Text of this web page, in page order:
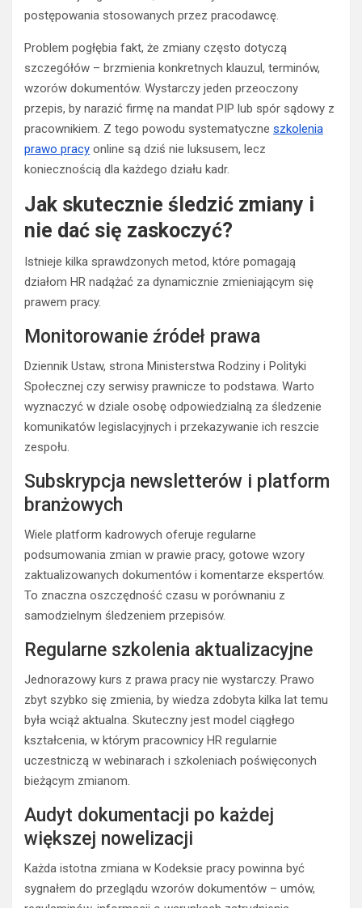
postępowania stosowanych przez pracodawcę.
Problem pogłębia fakt, że zmiany często dotyczą
szczegółów – brzmienia konkretnych klauzul, terminów,
wzorów dokumentów. Wystarczy jeden przeoczony
przepis, by narazić firmę na mandat PIP lub spór sądowy z
pracownikiem. Z tego powodu systematyczne szkolenia
prawo pracy online są dziś nie luksusem, lecz
koniecznością dla każdego działu kadr.
Jak skutecznie śledzić zmiany i
nie dać się zaskoczyć?
Istnieje kilka sprawdzonych metod, które pomagają
działom HR nadążać za dynamicznie zmieniającym się
prawem pracy.
Monitorowanie źródeł prawa
Dziennik Ustaw, strona Ministerstwa Rodziny i Polityki
Społecznej czy serwisy prawnicze to podstawa. Warto
wyznaczyć w dziale osobę odpowiedzialną za śledzenie
komunikatów legislacyjnych i przekazywanie ich reszcie
zespołu.
Subskrypcja newsletterów i platform
branżowych
Wiele platform kadrowych oferuje regularne
podsumowania zmian w prawie pracy, gotowe wzory
zaktualizowanych dokumentów i komentarze ekspertów.
To znaczna oszczędność czasu w porównaniu z
samodzielnym śledzeniem przepisów.
Regularne szkolenia aktualizacyjne
Jednorazowy kurs z prawa pracy nie wystarczy. Prawo
zbyt szybko się zmienia, by wiedza zdobyta kilka lat temu
była wciąż aktualna. Skuteczny jest model ciągłego
kształcenia, w którym pracownicy HR regularnie
uczestniczą w webinarach i szkoleniach poświęconych
bieżącym zmianom.
Audyt dokumentacji po każdej
większej nowelizacji
Każda istotna zmiana w Kodeksie pracy powinna być
sygnałem do przeglądu wzorów dokumentów – umów,